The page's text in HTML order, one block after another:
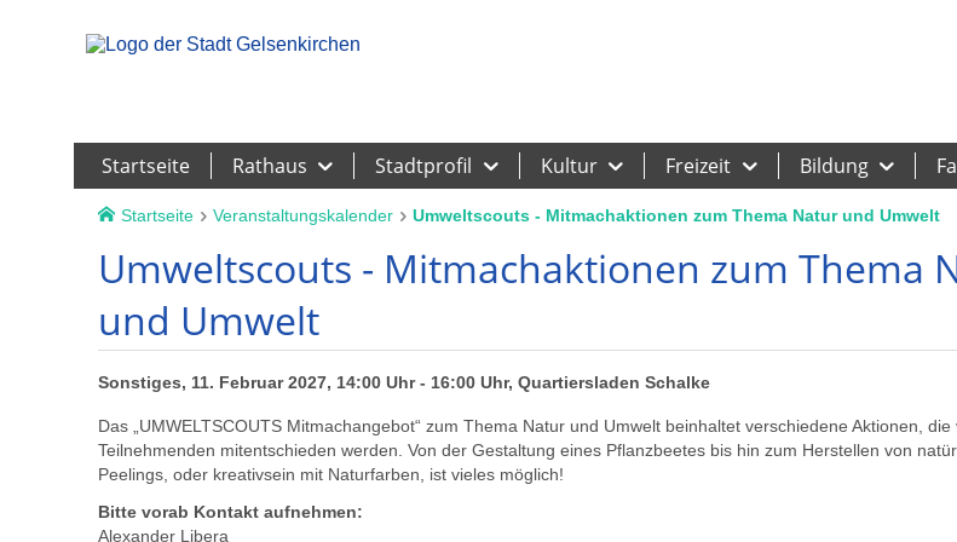
Startseite Rathaus Stadtprofil Kultur Freizeit Bildung
Startseite Veranstaltungskalender Umweltscouts - Mitmachaktionen zum Thema Natur und Umwelt
Umweltscouts - Mitmachaktionen zum Thema
und Umwelt
Sonstiges, 11. Februar 2027, 14:00 Uhr - 16:00 Uhr, Quartiersladen Schalke
Das „UMWELTSCOUTS Mitmachangebot“ zum Thema Natur und Umwelt beinhaltet verschiedene Aktionen, die
Teilnehmenden mitentschieden werden. Von der Gestaltung eines Pflanzbeetes bis hin zum Herstellen von
Peelings, oder kreativsein mit Naturfarben, ist vieles möglich!
Bitte vorab Kontakt aufnehmen:
Alexander Libera